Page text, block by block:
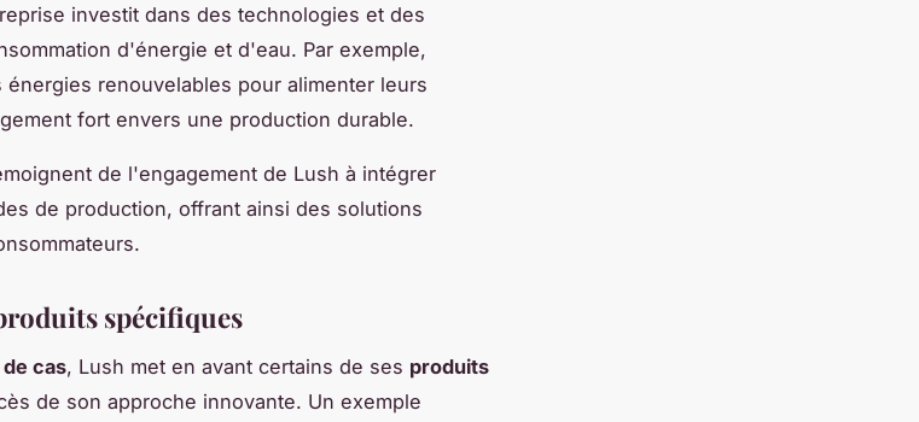
investit dans des technologies et des
d'énergie et d'eau. Par exemple,
renouvelables pour alimenter leurs
fort envers une production durable.
de l'engagement de Lush à intégrer
de production, offrant ainsi des solutions
spécifiques
cas, Lush met en avant certains de ses produits
de son approche innovante. Un exemple